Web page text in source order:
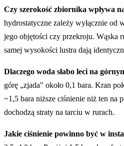
Czy szerokość zbiornika wpływa
hydrostatyczne zależy wyłącznie od
jego objętości czy przekroju. Wąska
samej wysokości lustra dają
Dlaczego woda słabo leci na
górę „zjada" około 0,1 bara. Kran
~1,5 bara niższe ciśnienie niż ten na
dochodzą straty na tarciu w rurach.
Jakie ciśnienie powinno być w